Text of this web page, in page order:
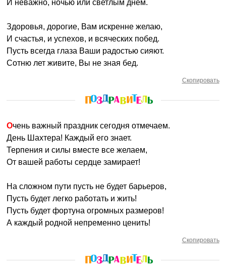
И неважно, ночью или светлым днем.
Здоровья, дорогие, Вам искренне желаю,
И счастья, и успехов, и всяческих побед.
Пусть всегда глаза Ваши радостью сияют.
Сотню лет живите, Вы не зная бед.
Скопировать
Очень важный праздник сегодня отмечаем.
День Шахтера! Каждый его знает.
Терпения и силы вместе все желаем,
От вашей работы сердце замирает!
На сложном пути пусть не будет барьеров,
Пусть будет легко работать и жить!
Пусть будет фортуна огромных размеров!
А каждый родной непременно ценить!
Скопировать